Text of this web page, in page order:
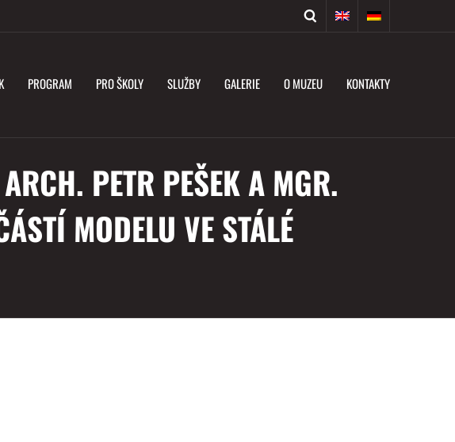
PROGRAM PRO ŠKOLY SLUŽBY GALERIE O MUZEU KONTAKTY
PETR PEŠEK A MGR.
MODELU VE STÁLÉ